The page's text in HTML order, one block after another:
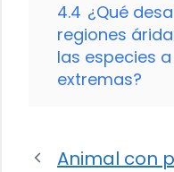
4.4 ¿Qué
regiones
las especies
extremas?
Animal con